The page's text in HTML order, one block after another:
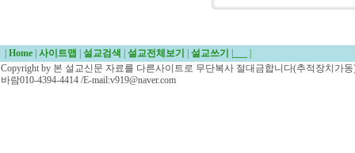
Home 사이트맵 설교검색 설교전체보기 설교쓰기
Copyright by 본 설교신문 자료를 다른사이트로 무단복사 절대금합니다(추적장치가
바람010-4394-4414 /E-mail:v919@naver.com